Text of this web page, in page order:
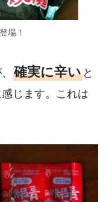
場！
確実に辛いと
じます。これは